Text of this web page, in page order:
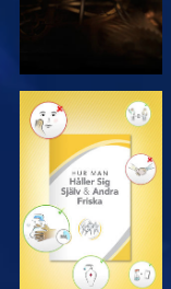
TITTA